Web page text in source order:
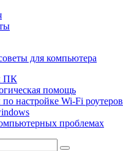
ПК
помощь
настройке Wi-Fi роутеров
проблемах